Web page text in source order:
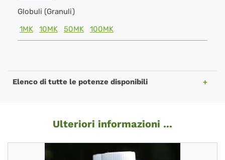
Globuli (Granuli)
1MK
10MK 50MK 100MK
Elenco di tutte le potenze disponibili
Ulteriori informazioni ...